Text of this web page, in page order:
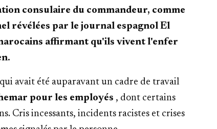
consulaire du commandeur, comme
révélées par le journal espagnol El
affirmant qu'ils vivent l'enfer
avait été auparavant un cadre de travail
pour les employés , dont certains
Cris incessants, incidents racistes et crises